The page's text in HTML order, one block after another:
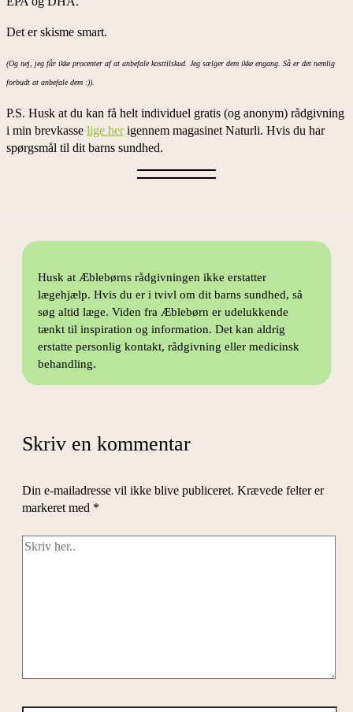
Det er skisme smart.
(Og nej, jeg får ikke procenter af at anbefale kosttilskud. Jeg sælger dem ikke engang. Så er det nemlig
forbudt at anbefale dem :)).
P.S. Husk at du kan få helt individuel gratis (og anonym) rådgivning
i min brevkasse lige herigennem magasinet Naturli. Hvis du har
spørgsmål til dit barns sundhed.
Husk at Æblebørns rådgivningen ikke erstatter
lægehjælp. Hvis du er i tvivl om dit barns sundhed, så
søg altid læge. Viden fra Æblebørn er udelukkende
tænkt til inspiration og information. Det kan aldrig
erstatte personlig kontakt, rådgivning eller medicinsk
behandling.
Skriv en kommentar
Din e-mailadresse vil ikke blive publiceret. Krævede felter er
markeret med *
Skriv